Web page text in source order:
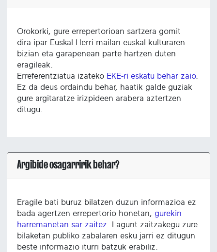
Orokorki, gure errepertorioan sartzera gomit
dira ipar Euskal Herri mailan euskal kulturaren
bizian eta garapenean parte hartzen duten
eragileak.
Erreferentziatua izateko EKE-ri eskatu behar zaio.
Ez da deus ordaindu behar, haatik galde guziak
gure argitaratze irizpideen arabera aztertzen
ditugu.
Argibide osagarririk behar?
Eragile bati buruz bilatzen duzun informazioa ez
bada agertzen errepertorio honetan, gurekin
harremanetan sar zaitez . Lagunt zaitzakegu zure
bilaketan publiko zabalaren esku jarri ez ditugun
beste informazio iturri batzuk erabiliz.